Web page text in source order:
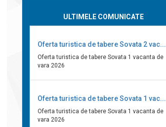
ULTIMELE COMUNICATE
Oferta turistica de tabere Sovata 2 vac...
Oferta turistica de tabere Sovata 1 vacanta de
vara 2026
Oferta turistica de tabere Sovata 1 vac...
Oferta turistica de tabere Sovata 1 vacanta de
vara 2026